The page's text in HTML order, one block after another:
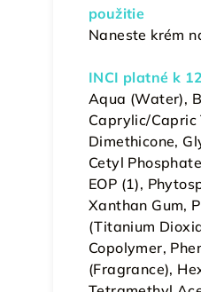
použitie
Naneste krém
INCI platné k
Aqua (Water),
Caprylic/
Dimethicone,
Cetyl
EOP (1),
Xanthan Gum,
(Titanium
Copolymer,
(Fragrance),